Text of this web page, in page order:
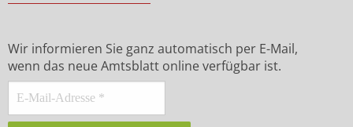
Wir informieren Sie ganz automatisch per E-Mail,
wenn das neue Amtsblatt online verfügbar ist.